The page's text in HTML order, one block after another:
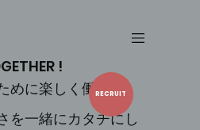
!
めに楽しく働ける
を一緒にカタチにし
RECRUIT